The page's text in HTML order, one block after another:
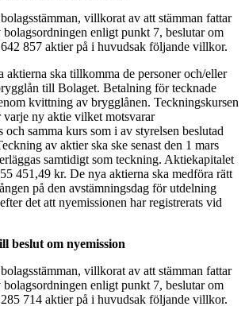
villkorat av att stämman fattar
enligt punkt 7, beslutar om
857 aktier på i huvudsak följande villkor.
aktierna ska tillkomma de personer och/eller
till Bolaget. Betalning för tecknade
kvittning av brygglånen. Teckningskursen
ny aktie vilket motsvarar
och samma kurs som i av styrelsen beslutad
av aktier ska ske senast den 1 mars
samtidigt som teckning. Aktiekapitalet
451,49 kr. De nya aktierna ska medföra rätt
på den avstämningsdag för utdelning
det att nyemissionen har registrerats vid
beslut om nyemission
villkorat av att stämman fattar
enligt punkt 7, beslutar om
714 aktier på i huvudsak följande villkor.